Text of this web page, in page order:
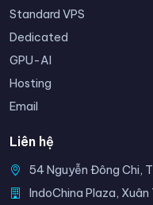
Standard VPS
Dedicated
GPU-AI
Hosting
Email
Liên hệ
54 Nguyễn Đông Chi,
IndoChina Plaza, Xuân